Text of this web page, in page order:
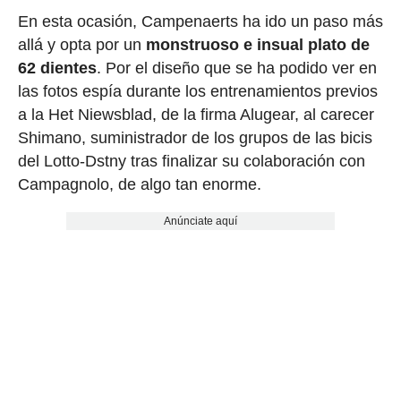
En esta ocasión, Campenaerts ha ido un paso más
allá y opta por un monstruoso e insual plato de
62 dientes. Por el diseño que se ha podido ver en
las fotos espía durante los entrenamientos previos
a la Het Niewsblad, de la firma Alugear, al carecer
Shimano, suministrador de los grupos de las bicis
del Lotto-Dstny tras finalizar su colaboración con
Campagnolo, de algo tan enorme.
Anúnciate aquí